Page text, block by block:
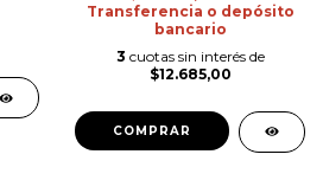
Transferencia o depósito
bancario
3 cuotas sin interés de
$12.685,00
COMPRAR